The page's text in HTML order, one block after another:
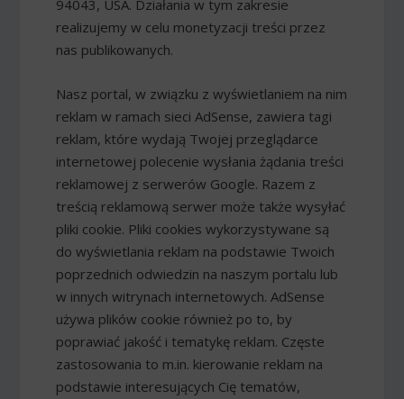
94043, USA. Działania w tym zakresie
realizujemy w celu monetyzacji treści przez
nas publikowanych.
Nasz portal, w związku z wyświetlaniem na nim
reklam w ramach sieci AdSense, zawiera tagi
reklam, które wydają Twojej przeglądarce
internetowej polecenie wysłania żądania treści
reklamowej z serwerów Google. Razem z
treścią reklamową serwer może także wysyłać
pliki cookie. Pliki cookies wykorzystywane są
do wyświetlania reklam na podstawie Twoich
poprzednich odwiedzin na naszym portalu lub
w innych witrynach internetowych. AdSense
używa plików cookie również po to, by
poprawiać jakość i tematykę reklam. Częste
zastosowania to m.in. kierowanie reklam na
podstawie interesujących Cię tematów,